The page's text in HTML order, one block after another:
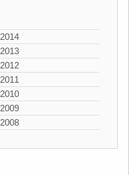
2014
2013
2012
2011
2010
2009
2008